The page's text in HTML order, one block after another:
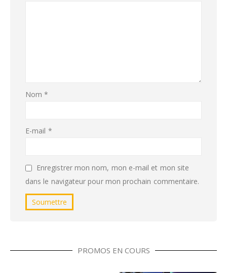
Nom*
E-mail *
Enregistrer mon nom, mon e-mail et mon site
dans le navigateur pour mon prochain commentaire.
PROMOS EN COURS